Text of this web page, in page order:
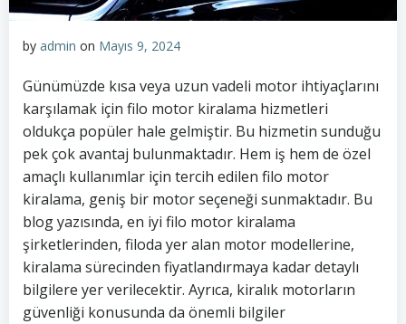
by admin on Mayıs 9, 2024
Günümüzde kısa veya uzun vadeli motor ihtiyaçlarını
karşılamak için filo motor kiralama hizmetleri
oldukça popüler hale gelmiştir. Bu hizmetin sunduğu
pek çok avantaj bulunmaktadır. Hem iş hem de özel
amaçlı kullanımlar için tercih edilen filo motor
kiralama, geniş bir motor seçeneği sunmaktadır. Bu
blog yazısında, en iyi filo motor kiralama
şirketlerinden, filoda yer alan motor modellerine,
kiralama sürecinden fiyatlandırmaya kadar detaylı
bilgilere yer verilecektir. Ayrıca, kiralık motorların
güvenliği konusunda da önemli bilgiler